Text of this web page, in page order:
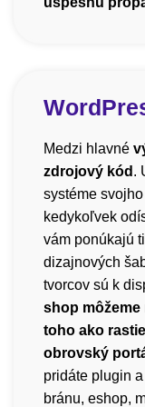
Medzi hlavné
zdrojový kód .
systéme
kedykoľvek
vám ponúkajú
dizajnových
tvorcov sú k
shop
toho ako
obrovský
pridáte plugin
bránu, eshop,